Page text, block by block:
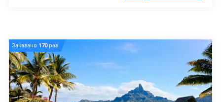
Заказано 170раз